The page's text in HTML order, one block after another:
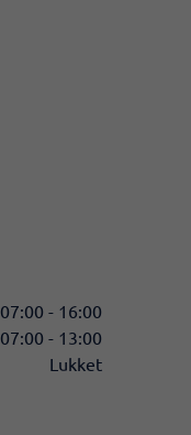
07:00 - 16:00
07:00 - 13:00
Lukket